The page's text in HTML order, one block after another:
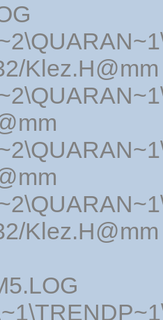
Klez.H@mm
Klez.H@mm